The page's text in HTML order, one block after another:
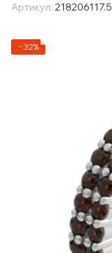
Артикул: 218206117.5
−32%